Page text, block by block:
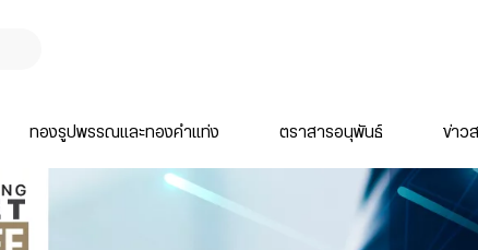
ทองรูปพรรณและทองคำแท่ง ตราสารอนุพันธ์ ข่าว